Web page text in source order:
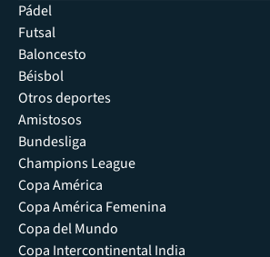
Pádel
Futsal
Baloncesto
Béisbol
Otros deportes
Amistosos
Bundesliga
Champions League
Copa América
Copa América Femenina
Copa del Mundo
Copa Intercontinental India